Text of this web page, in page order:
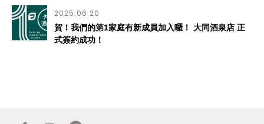
2025.06.20
賀！我們的第1家庭有新成員加入囉！ 大同酒泉店 正
式簽約成功！